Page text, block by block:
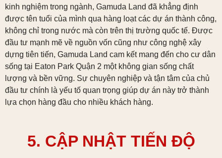
kinh nghiệm trong ngành, Gamuda Land đã khẳng định
được tên tuổi của mình qua hàng loạt các dự án thành công,
không chỉ trong nước mà còn trên thị trường quốc tế. Được
đầu tư mạnh mẽ về nguồn vốn cũng như công nghệ xây
dựng tiên tiến, Gamuda Land cam kết mang đến cho cư dân
sống tại Eaton Park Quận 2 một không gian sống chất
lượng và bền vững. Sự chuyên nghiệp và tận tâm của chủ
đầu tư chính là yếu tố quan trọng giúp dự án này trở thành
lựa chọn hàng đầu cho nhiều khách hàng.
5. CẬP NHẬT TIẾN ĐỘ